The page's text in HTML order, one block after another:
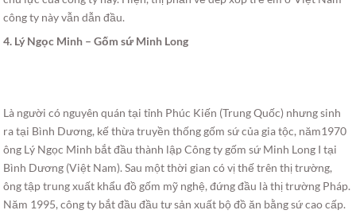
công ty này vẫn dẫn đầu.
4. Lý Ngọc Minh – Gốm sứ Minh Long
Là người có nguyên quán tại tỉnh Phúc Kiến (Trung Quốc) nhưng sinh
ra tại Bình Dương, kế thừa truyền thống gốm sứ của gia tộc, năm1970
ông Lý Ngọc Minh bắt đầu thành lập Công ty gốm sứ Minh Long I tại
Bình Dương (Việt Nam). Sau một thời gian có vị thế trên thị trường,
ông tập trung xuất khẩu đồ gốm mỹ nghệ, đứng đầu là thị trường Pháp.
Năm 1995, công ty bắt đầu đầu tư sản xuất bộ đồ ăn bằng sứ cao cấp.